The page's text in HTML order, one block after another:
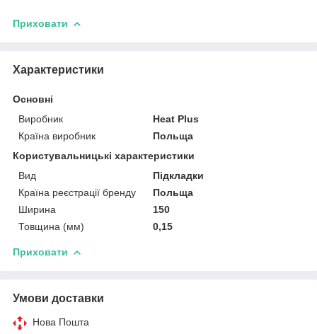
Приховати
Характеристики
Основні
Виробник
Heat Plus
Країна виробник
Польща
Користувальницькі характеристики
Вид
Підкладки
Країна реєстрації бренду
Польща
Ширина
150
Товщина (мм)
0,15
Приховати
Умови доставки
Нова Пошта